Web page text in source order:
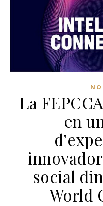
La
en
social
World